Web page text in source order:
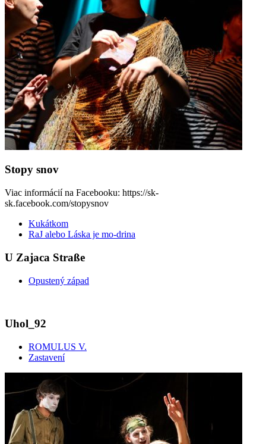
Stopy snov
Viac informácií na Facebooku: https://sk-
sk.facebook.com/stopysnov
Kukátkom
RaJ alebo Láska je mo-drina
U Zajaca Straße
Opustený západ
Uhol_92
ROMULUS V.
Zastavení